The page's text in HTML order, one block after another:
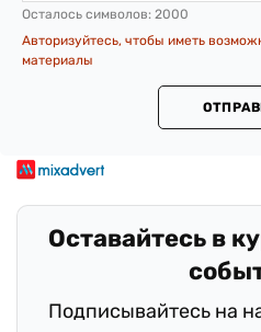
Осталось символов: 2000
Авторизуйтесь, чтобы иметь
материалы
Оставайтесь в
Подписывайтесь на